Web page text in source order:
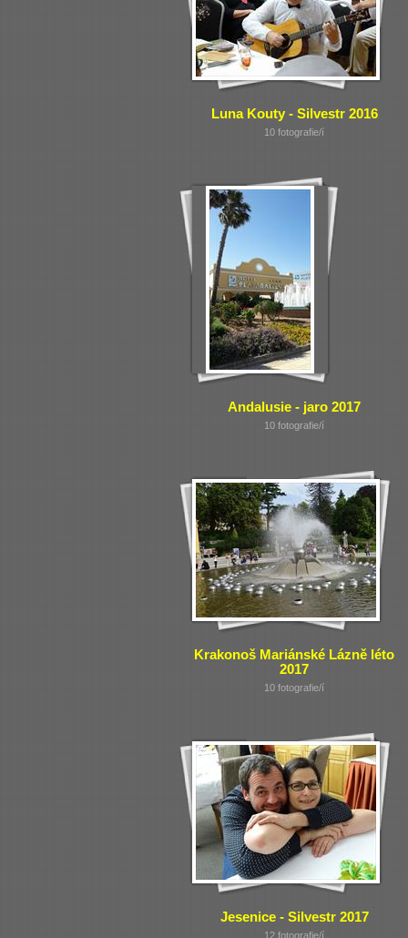
Luna Kouty - Silvestr 2016
10 fotografie/í
Andalusie - jaro 2017
10 fotografie/í
Krakonoš Mariánské Lázně léto
2017
10 fotografie/í
Jesenice - Silvestr 2017
12 fotografie/í